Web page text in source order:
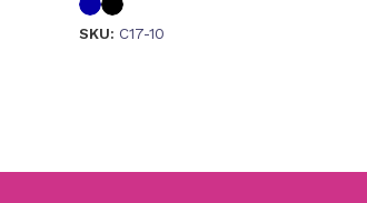
SKU: C17-10